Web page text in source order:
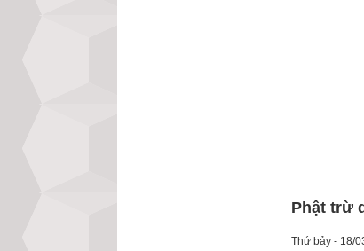
Phật trừ
Thứ bảy - 18/